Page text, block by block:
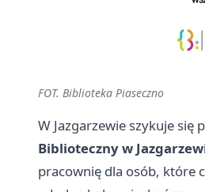
FOT. Biblioteka Piaseczno
W Jazgarzewie szykuje
Biblioteczny w
pracownię dla osób, które